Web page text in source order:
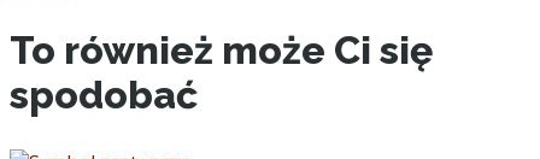
To również może Ci się
spodobać